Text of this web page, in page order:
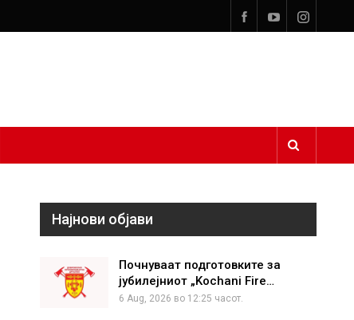
Најнови објави
Почнуваат подготовките за
јубилејниот „Kochani Fire…
6 Aug, 2026 во 12:25 часот.